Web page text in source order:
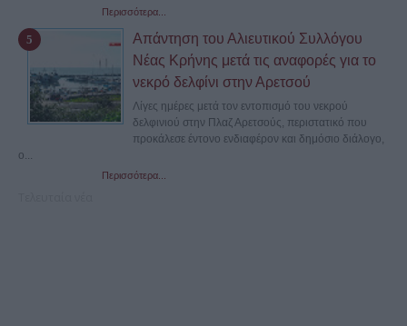
Περισσότερα...
Απάντηση του Αλιευτικού Συλλόγου
Νέας Κρήνης μετά τις αναφορές για το
νεκρό δελφίνι στην Αρετσού
Λίγες ημέρες μετά τον εντοπισμό του νεκρού
δελφινιού στην Πλαζ Αρετσούς, περιστατικό που
προκάλεσε έντονο ενδιαφέρον και δημόσιο διάλογο,
ο...
Περισσότερα...